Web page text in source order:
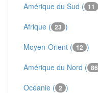
Amérique du Sud ( 11
Afrique ( 23 )
Moyen-Orient ( 12 )
Amérique du Nord ( 86
Océanie ( 2 )